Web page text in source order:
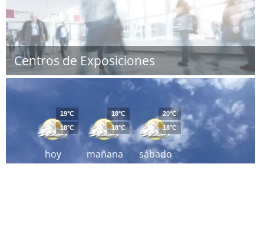
Centros de Exposiciones
hoy
19°C
18°C
mañana
18°C
18°C
sábado
20°C
18°C